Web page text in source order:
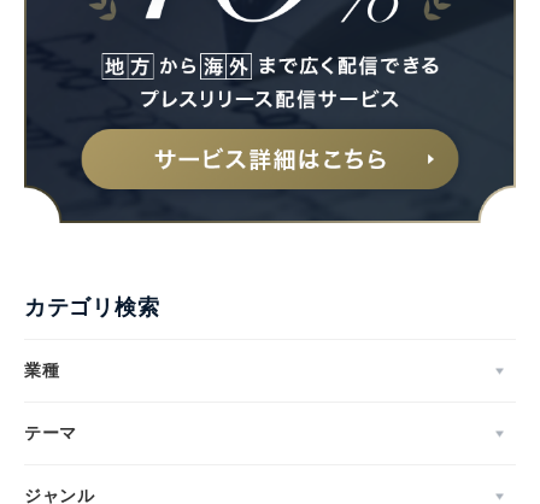
カテゴリ検索
業種
テーマ
ジャンル